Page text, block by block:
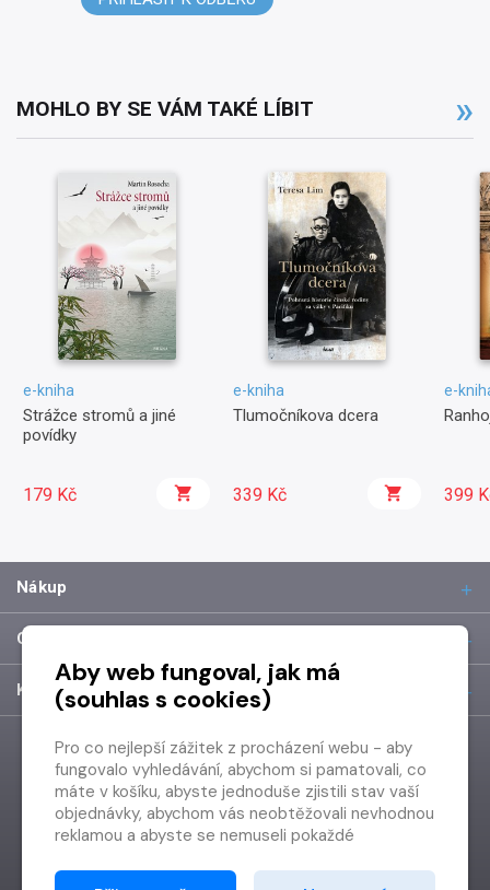
MOHLO BY SE VÁM TAKÉ LÍBIT
e-kniha
Strážce stromů a jiné
povídky
179 Kč
e-kniha
Tlumočníkova dcera
339 Kč
e-
399
Nákup
O společnosti
Kontakt
Aby web fungoval, jak má
(souhlas s cookies)
Pro co nejlepší zážitek z procházení webu - aby
fungovalo vyhledávání, abychom si pamatovali, co
máte v košíku, abyste jednoduše zjistili stav vaší
objednávky, abychom vás neobtěžovali nevhodnou
reklamou a abyste se nemuseli pokaždé